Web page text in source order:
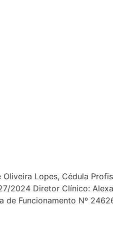
Lopes, Cédula
2024 Diretor Clínico:
de Funcionamento Nº